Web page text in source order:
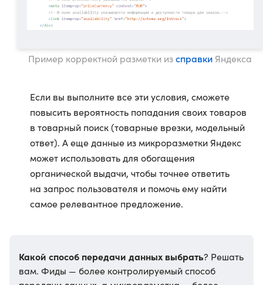
Пример корректной разметки изсправки Яндекса
Если вы выполните все эти условия, сможете
повысить вероятность попадания своих товаров
в товарный поиск (товарные врезки, модельный
ответ). А еще данные из микроразметки Яндекс
может использовать для обогащения
органической выдачи, чтобы точнее ответить
на запрос пользователя и помочь ему найти
самое релевантное предложение.
Какой способ передачи данных выбрать? Решать
вам. Фиды — более контролируемый способ